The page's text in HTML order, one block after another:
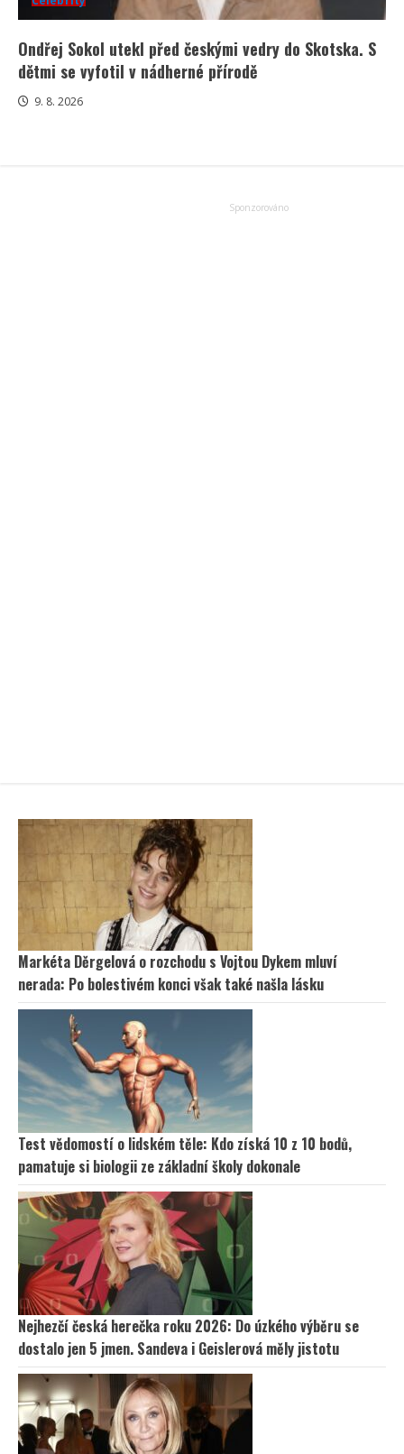
Ondřej Sokol utekl před českými vedry do Skotska. S
dětmi se vyfotil v nádherné přírodě
9. 8. 2026
Markéta Děrgelová o rozchodu s Vojtou Dykem mluví
nerada: Po bolestivém konci však také našla lásku
Test vědomostí o lidském těle: Kdo získá 10 z 10 bodů,
pamatuje si biologii ze základní školy dokonale
Nejhezčí česká herečka roku 2026: Do úzkého výběru se
dostalo jen 5 jmen. Sandeva i Geislerová měly jistotu